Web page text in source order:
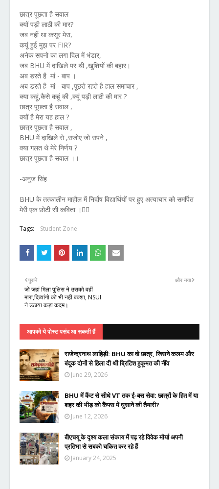
छात्र पूछता है सवाल
क्यों पड़ी लाठी की मार?
जब नहीं था कसूर मेरा,
कयूं हुई मुझ पर FIR?
अनेक सपनो का लगा दिल में भंडार,
जब BHU में दाखिले पर थी ,खुशियों की बहार।
अब डरते है मां - बाप ।
अब डरते है मां - बाप ,पूछते रहते है हाल समाचार ,
क्या कहूं,कैसे कहूं की ,क्यूं पड़ी लाठी की मार ?
छात्र पूछता है सवाल ,
क्यों है मेरा यह हाल ?
छात्र पूछता है सवाल ,
BHU में दाखिले से ,सजोए जो सपने ,
क्या गलत थे मेरे निर्णय ?
छात्र पूछता है सवाल ।।
-अनुज सिंह
BHU के तत्कालीन माहौल में निर्दोष विद्यार्थियों पर हुए अत्याचार को समर्पित
मेरी एक छोटी सी कविता ।👆🏻
Tags: Student Zone
और नया
पुराने
जो जहां मिला पुलिस ने उसको वहीं
मारा,दिव्यांगो को भी नही बक्शा, NSUI
ने उठाया कड़ा कदम।
आपको ये पोस्ट पसंद आ सकती हैं
राजेन्द्रनाथ लाहिड़ी: BHU का वो छात्र, जिसने कलम और
बंदूक दोनों से हिला दी थी ब्रिटिश हुकूमत की नींव
June 29, 2026
BHU में कैंट से सीधे VT तक ई-बस सेवा: छात्रों के हित में या
शहर की भीड़ को कैंपस में घुसाने की तैयारी?
June 12, 2026
बीएचयू के दृश्य कला संकाय में पढ़ रहे विवेक मौर्या अपनी
प्रतिभा से सबको चकित कर रहे हैं
January 24, 2025